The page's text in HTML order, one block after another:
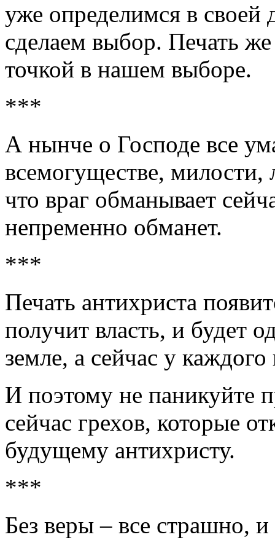
уже определимся в своей
сделаем выбор. Печать
точкой в нашем выборе.
***
А нынче о Господе все
всемогуществе,
что враг обманывает
непременно обманет.
***
Печать антихриста
получит власть, и будет
земле, а сейчас у каждого
И поэтому не паникуйте
сейчас грехов, которые
будущему антихристу.
***
Без веры – все страшно,